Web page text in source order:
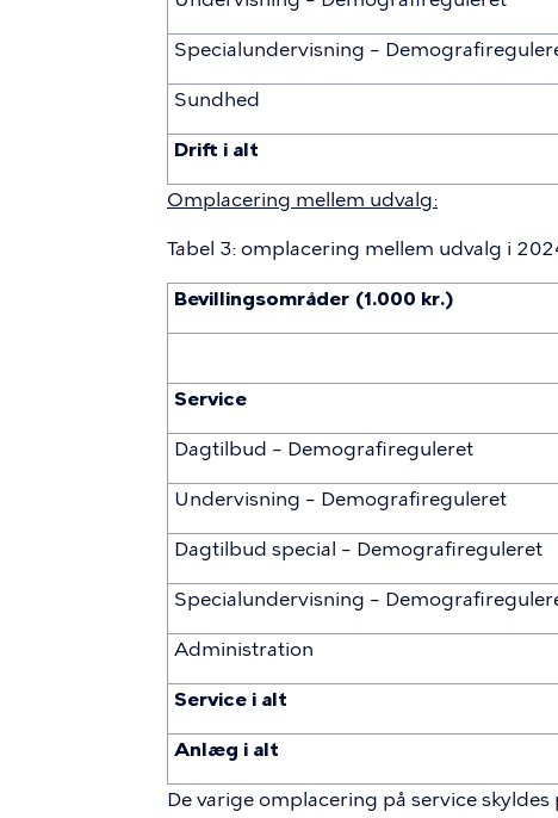
Specialundervisning –
Sundhed
Drift i alt
Omplacering mellem udvalg:
Tabel 3: omplacering mellem udvalg i
Bevillingsområder (1.000 kr.)
Service
Dagtilbud – Demografireguleret
Undervisning – Demografireguleret
Dagtilbud special – Demografireguleret
Specialundervisning –
Administration
Service i alt
Anlæg i alt
De varige omplacering på service